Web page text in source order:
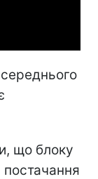
що блоку